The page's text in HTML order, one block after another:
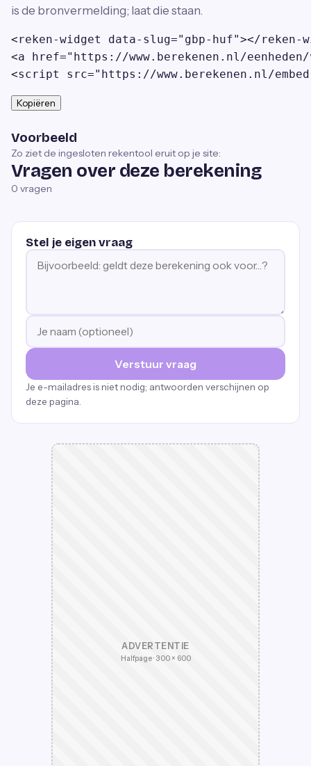
is de bronvermelding; laat die staan.
<reken-widget data-slug="gbp-huf"></reken-
<a href="https://www.berekenen.nl/
<script src="https://www.berekenen.nl/
Kopiëren
Voorbeeld
Zo ziet de ingesloten rekentool eruit op je site:
Vragen over deze berekening
0 vragen
Stel je eigen vraag
Verstuur vraag
Je e-mailadres is niet nodig; antwoorden verschijnen op
deze pagina.
ADVERTENTIE
Halfpage · 300 × 600